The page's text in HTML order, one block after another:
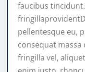
faucibus
pellentesque eu,
consequat massa
fringilla vel,